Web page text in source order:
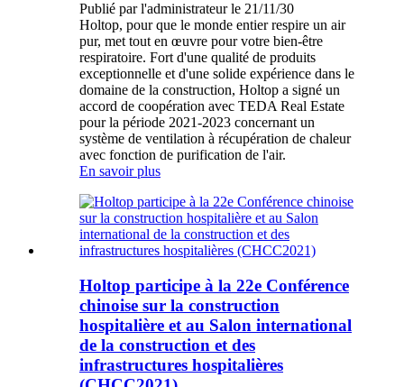
Publié par l'administrateur le 21/11/30
Holtop, pour que le monde entier respire un air
pur, met tout en œuvre pour votre bien-être
respiratoire. Fort d'une qualité de produits
exceptionnelle et d'une solide expérience dans le
domaine de la construction, Holtop a signé un
accord de coopération avec TEDA Real Estate
pour la période 2021-2023 concernant un
système de ventilation à récupération de chaleur
avec fonction de purification de l'air.
En savoir plus
Holtop participe à la 22e Conférence
chinoise sur la construction
hospitalière et au Salon international
de la construction et des
infrastructures hospitalières